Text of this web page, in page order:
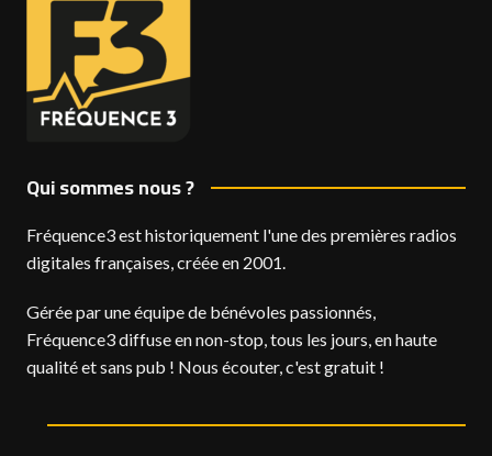
Qui sommes nous ?
Fréquence3 est historiquement l'une des premières radios
digitales françaises, créée en 2001.
Gérée par une équipe de bénévoles passionnés,
Fréquence3 diffuse en non-stop, tous les jours, en haute
qualité et sans pub ! Nous écouter, c'est gratuit !